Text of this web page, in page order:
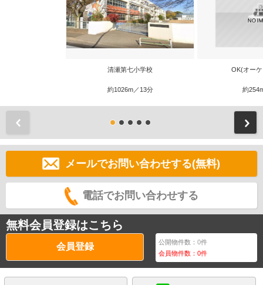
清瀬第七小学校
約1026m／13分
OK(オー
約
メールでお問い合わせする(無料)
電話でお問い合わせする
無料会員登録はこちら
会員登録 公開物件数：0件
会員物件数：0件